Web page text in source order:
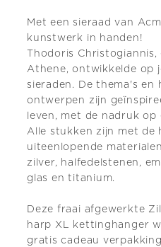
Met een sieraad van
kunstwerk in handen!
Thodoris
Athene, ontwikkelde op
sieraden. De thema's en
ontwerpen zijn
leven, met de nadruk op
Alle stukken zijn met de
uiteenlopende
zilver, halfedelstenen,
glas en titanium.
Deze fraai afgewerkte
harp XL kettinghanger
gratis cadeau